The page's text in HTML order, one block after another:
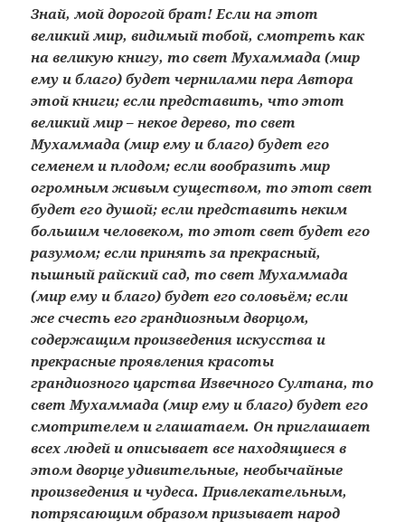
Знай, мой дорогой брат! Если на этот
великий мир, видимый тобой, смотреть как
на великую книгу, то свет Мухаммада (мир
ему и благо) будет чернилами пера Автора
этой книги; если представить, что этот
великий мир – некое дерево, то свет
Мухаммада (мир ему и благо) будет его
семенем и плодом; если вообразить мир
огромным живым существом, то этот свет
будет его душой; если представить неким
большим человеком, то этот свет будет его
разумом; если принять за прекрасный,
пышный райский сад, то свет Мухаммада
(мир ему и благо) будет его соловьём; если
же счесть его грандиозным дворцом,
содержащим произведения искусства и
прекрасные проявления красоты
грандиозного царства Извечного Султана, то
свет Мухаммада (мир ему и благо) будет его
смотрителем и глашатаем. Он приглашает
всех людей и описывает все находящиеся в
этом дворце удивительные, необычайные
произведения и чудеса. Привлекательным,
потрясающим образом призывает народ